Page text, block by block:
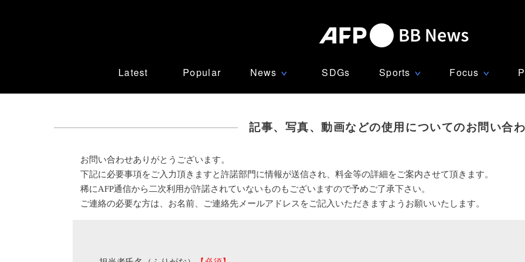
Latest Popular News ∨ SDGs Sports ∨ Focus ∨
記事、写真、動画などの使用についてのお問い合
お問い合わせありがとうございます。
下記に必要事項をご入力頂きますと許諾部門に情報が送信され、料金等の詳細をご案内させて頂きます。
稀にAFP通信から二次利用が許諾されていないものもございますので予めご了承下さい。
ご連絡の必要な方は、お名前、ご連絡先メールアドレスをご記入いただきますようお願いいたします。